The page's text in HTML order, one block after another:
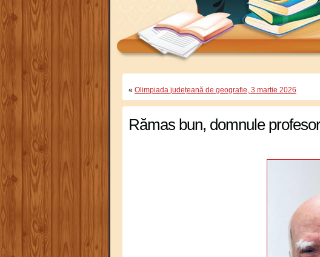
« Olimpiada județeană de geografie, 3 martie 2026
Rămas bun, domnule